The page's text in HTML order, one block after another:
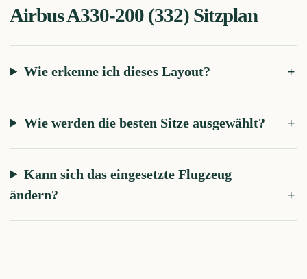
Airbus A330-200 (332) Sitzplan
Wie erkenne ich dieses Layout?
Wie werden die besten Sitze ausgewählt?
Kann sich das eingesetzte Flugzeug
ändern?